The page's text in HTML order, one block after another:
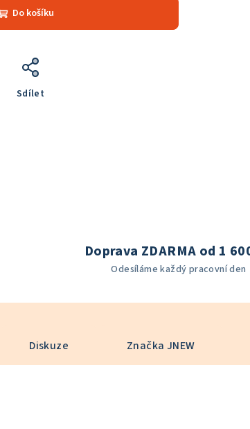
Do košíku
Sdílet
Doprava ZDARMA od 1
Odesíláme každý pracovní den
Diskuze Značka JNEW